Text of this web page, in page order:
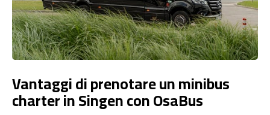
Vantaggi di prenotare un minibus
charter in Singen con OsaBus